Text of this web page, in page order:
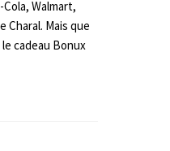
Walmart,
Charal. Mais que
cadeau Bonux